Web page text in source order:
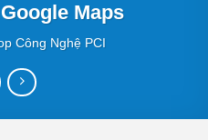
Maps
Công Nghệ PCI